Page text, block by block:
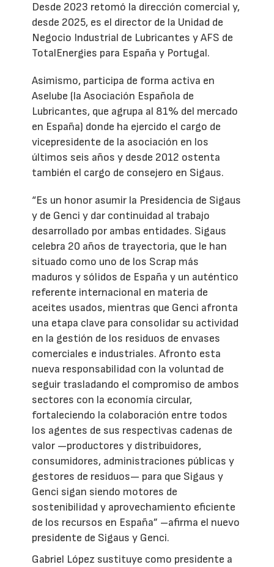
Desde 2023 retomó la dirección comercial y,
desde 2025, es el director de la Unidad de
Negocio Industrial de Lubricantes y AFS de
TotalEnergies para España y Portugal.
Asimismo, participa de forma activa en
Aselube (la Asociación Española de
Lubricantes, que agrupa al 81% del mercado
en España) donde ha ejercido el cargo de
vicepresidente de la asociación en los
últimos seis años y desde 2012 ostenta
también el cargo de consejero en Sigaus.
“Es un honor asumir la Presidencia de Sigaus
y de Genci y dar continuidad al trabajo
desarrollado por ambas entidades. Sigaus
celebra 20 años de trayectoria, que le han
situado como uno de los Scrap más
maduros y sólidos de España y un auténtico
referente internacional en materia de
aceites usados, mientras que Genci afronta
una etapa clave para consolidar su actividad
en la gestión de los residuos de envases
comerciales e industriales. Afronto esta
nueva responsabilidad con la voluntad de
seguir trasladando el compromiso de ambos
sectores con la economía circular,
fortaleciendo la colaboración entre todos
los agentes de sus respectivas cadenas de
valor —productores y distribuidores,
consumidores, administraciones públicas y
gestores de residuos— para que Sigaus y
Genci sigan siendo motores de
sostenibilidad y aprovechamiento eficiente
de los recursos en España” –afirma el nuevo
presidente de Sigaus y Genci.
Gabriel López sustituye como presidente a